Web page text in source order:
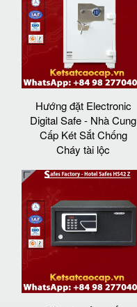
Hướng đặt Electronic
Digital Safe - Nhà Cung
Cấp Két Sắt Chống
Cháy tài lộc